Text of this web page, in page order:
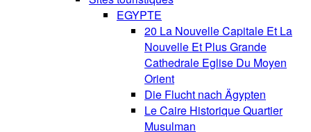
EGYPTE
20 La Nouvelle Capitale Et La
Nouvelle Et Plus Grande
Cathedrale Eglise Du Moyen
Orient
Die Flucht nach Ägypten
Le Caire Historique Quartier
Musulman